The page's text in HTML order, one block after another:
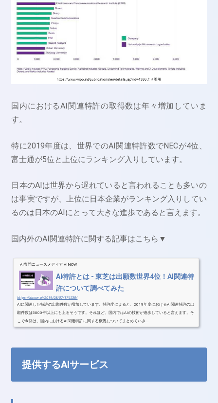
国内におけるAI関連特許の取得数は年々増加していま
す。
特に2019年度は、世界でのAI関連特許数でNECが4位、
富士通が5位と上位にランキング入りしています。
日本のAIは世界から遅れていると言われることも多いの
は事実ですが、上位に日本企業がランキング入りしてい
るのは日本のAIにとって大きな進歩であると言えます。
国内外のAI関連特許に関する記事はこちら▼
AI専門ニュースメディア AINOW
AI特許とは - 東芝は出願数世界4位！AI関連特
許について調べてみた
https://ainow.ai/2019/08/07/174538/
AIに関連した特許の出願件数が増加しています。特許庁によると、2019年度におけるAI関連特許の出
願件数は5000件以上にも上るそうです。それほど、国内ではAIの技術が進歩していると言えます。そ
こで今回は、国内におけるAI関連特許に関する概況についてまとめていき...
提供するAIサービス